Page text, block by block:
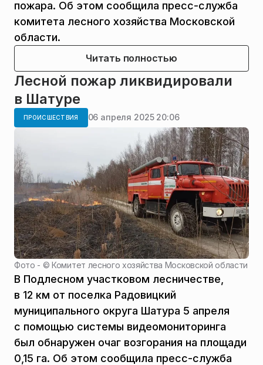
пожара. Об этом сообщила пресс-служба
комитета лесного хозяйства Московской
области.
Читать полностью
Лесной пожар ликвидировали
в Шатуре
ПРОИСШЕСТВИЯ 06 апреля 2025 20:06
Фото - ©Комитет лесного хозяйства Московской области
В Подлесном участковом лесничестве,
в 12 км от поселка Радовицкий
муниципального округа Шатура 5 апреля
с помощью системы видеомониторинга
был обнаружен очаг возгорания на площади
0,15 га. Об этом сообщила пресс-служба